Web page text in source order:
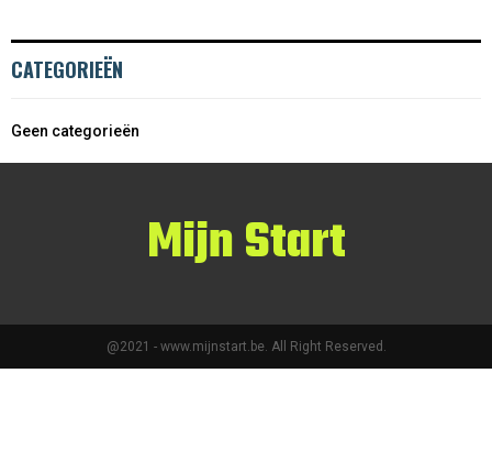
CATEGORIEËN
Geen categorieën
Mijn Start
@2021 - www.mijnstart.be. All Right Reserved.